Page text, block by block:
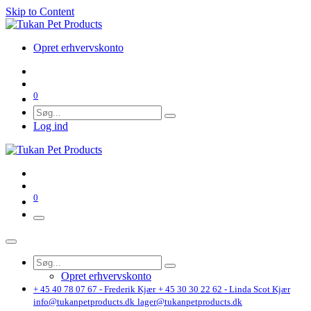
Skip to Content
Opret erhvervskonto
0
Log ind
0
Opret erhvervskonto
+ 45 40 78 07 67 - Frederik Kjær + 45 30 30 22 62 - Linda Scot Kjær
info@tukanpetproducts.dk lager@tukanpetproducts.dk